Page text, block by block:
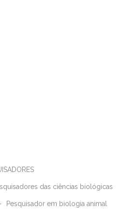
das ciências biológicas
Pesquisador em biologia animal